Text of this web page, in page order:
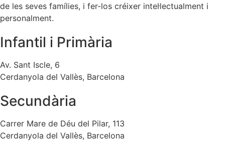
de les seves famílies, i fer-los créixer intel·lectualment i
personalment.
Infantil i Primària
Av. Sant Iscle, 6
Cerdanyola del Vallès, Barcelona
Secundària
Carrer Mare de Déu del Pilar, 113
Cerdanyola del Vallès, Barcelona